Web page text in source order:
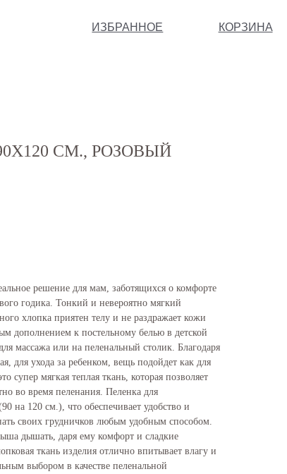
КОРЗИНА
СМ., РОЗОВЫЙ
решение для мам, заботящихся о комфорте
годика. Тонкий и невероятно мягкий
хлопка приятен телу и не раздражает кожи
дополнением к постельному белью в детской
массажа или на пеленальный столик. Благодаря
для ухода за ребенком, вещь подойдет как для
супер мягкая теплая ткань, которая позволяет
во время пеленания. Пеленка для
на 120 см.), что обеспечивает удобство и
своих грудничков любым удобным способом.
дышать, даря ему комфорт и сладкие
ткань изделия отлично впитывает влагу и
выбором в качестве пеленальной